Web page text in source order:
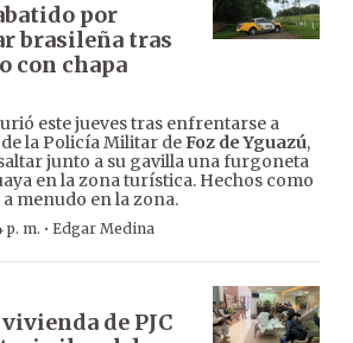
por
brasileña tras
con chapa
este jueves tras enfrentarse a
la Policía Militar deFoz de Yguazú,
junto a su gavilla una furgoneta
en la zona turística. Hechos como
menudo en la zona.
p. m. · Edgar Medina
de PJC